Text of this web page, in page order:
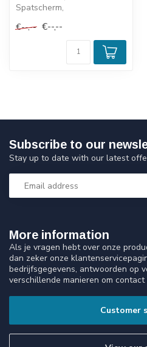
Spatscherm,
€--,-- €--,--
More information
Als je vragen hebt over onze
dan zeker onze
bedrijfsgegevens, antwoorden op
verschillende manieren om
Customer
Subscribe to our
Stay up to date with our latest